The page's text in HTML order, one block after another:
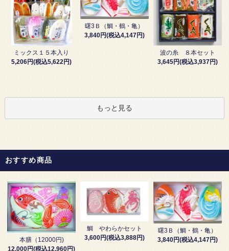
ミックス１５本入り
5,206円(税込5,622円)
曙3Ｂ（鯛・鶴・亀）
3,840円(税込4,147円)
波の糸 ８本セット
3,645円(税込3,937円)
もっと見る
おすすめ商品
本膳（12000円)
12,000円(税込12,960円)
鯛 やわらかセット
3,600円(税込3,888円)
曙3Ｂ（鯛・鶴・亀）
3,840円(税込4,147円)